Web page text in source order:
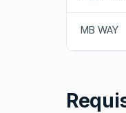
MB WAY